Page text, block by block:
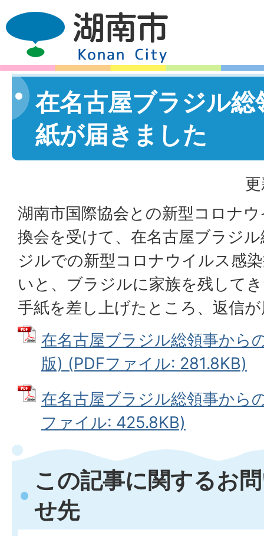
在名古屋ブラジル
紙が届きました
湖南市国際協会との新型コロナ
換会を受けて、在名古屋ブラジ
ジルでの新型コロナウイルス感
いと、ブラジルに家族を残して
手紙を差し上げたところ、返信
在名古屋ブラジル総領事から
版) (PDFファイル: 281.8KB)
在名古屋ブラジル総領事から
ファイル: 425.8KB)
この記事に関するお
せ先